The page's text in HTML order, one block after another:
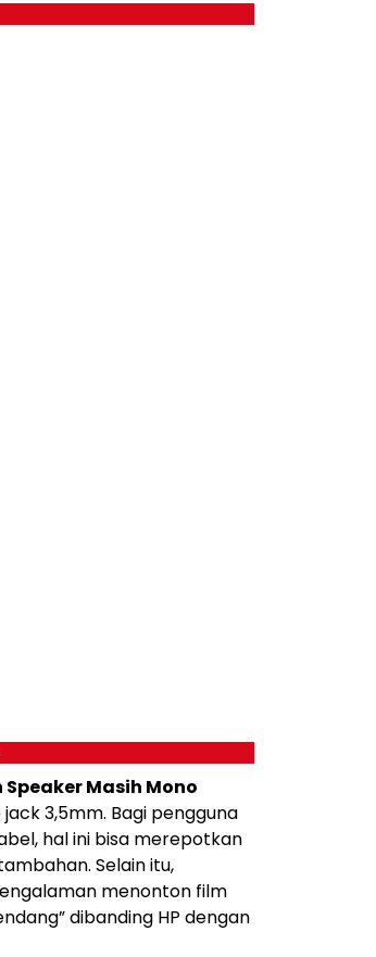
Masih Mono
3,5mm. Bagi pengguna
hal ini bisa merepotkan
Selain itu,
menonton film
dibanding HP dengan